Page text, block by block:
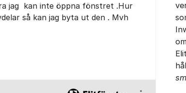
jag kan inte öppna fönstret .Hur
så kan jag byta ut den . Mvh